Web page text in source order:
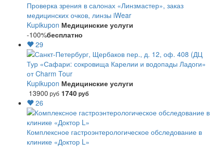
Проверка зрения в салонах «Линзмастер», заказ
медицинских очков, линзы iWear
Kupikupon Медицинские услуги
-100%бесплатно
29
Тур «Сафари: сокровища Карелии и водопады Ладоги»
от Charm Tour
Kupikupon Медицинские услуги
13900 руб 1740руб
26
Комплексное гастроэнтерологическое обследование в
клинике «Доктор L»